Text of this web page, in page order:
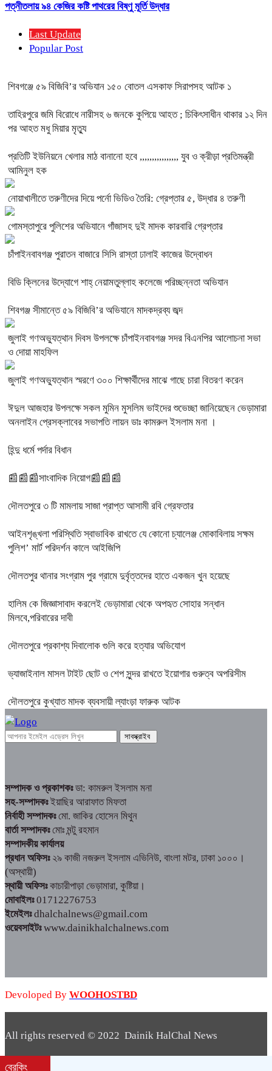
পত্নীতলায় ৯৪ কেজির কষ্টি পাথরের বিষ্ণু মূর্তি উদ্ধার
Last Update
Popular Post
শিবগঞ্জে ৫৯ বিজিবি’র অভিযান ১৫০ বোতল এসকাফ সিরাপসহ আটক ১
তাহিরপুরে জমি বিরোধে নারীসহ ৬ জনকে কুপিয়ে আহত ; চিকিৎসাধীন থাকার ১২ দিন
পর আহত মধু মিয়ার মৃত্যু
প্রতিটি ইউনিয়নে খেলার মাঠ বানানো হবে ,,,,,,,,,,,,,,,, যুব ও ক্রীড়া প্রতিমন্ত্রী
আমিনুল হক
নোয়াখালীতে তরুণীদের দিয়ে পর্নো ভিডিও তৈরি: গ্রেপ্তার ৫, উদ্ধার ৪ তরুণী
গোমস্তাপুরে পুলিশের অভিযানে গাঁজাসহ দুই মাদক কারবারি গ্রেপ্তার
চাঁপাইনবাবগঞ্জ পুরাতন বাজারে সিসি রাস্তা ঢালাই কাজের উদ্বোধন
বিডি ক্লিনের উদ্যোগে শাহ্ নেয়ামতুল্লাহ কলেজে পরিচ্ছন্নতা অভিযান
শিবগঞ্জ সীমান্তে ৫৯ বিজিবি’র অভিযানে মাদকদ্রব্য জব্দ
জুলাই গণঅভ্যুত্থান দিবস উপলক্ষে চাঁপাইনবাবগঞ্জ সদর বিএনপির আলোচনা সভা
ও দোয়া মাহফিল
জুলাই গণঅভ্যুত্থান স্মরণে ৩০০ শিক্ষার্থীদের মাঝে গাছে চারা বিতরণ করেন
ঈদুল আজহার উপলক্ষে সকল মুমিন মুসলিম ভাইদের শুভেচ্ছা জানিয়েছেন ভেড়ামারা
অনলাইন প্রেসক্লাবের সভাপতি লায়ন ডাঃ কামরুল ইসলাম মনা ।
হিন্দু ধর্মে পর্দার বিধান
📰📰📰সাংবাদিক নিয়োগ📰📰📰
দৌলতপুরে ৩ টি মামলায় সাজা প্রাপ্ত আসামী রবি গ্রেফতার
আইনশৃঙ্খলা পরিস্থিতি স্বাভাবিক রাখতে যে কোনো চ্যালেঞ্জ মোকাবিলায় সক্ষম
পুলিশ’ মার্ট পরিদর্শন কালে আইজিপি
দৌলতপুর থানার সংগ্রাম পুর গ্রামে দুর্বৃত্তদের হাতে একজন খুন হয়েছে
হালিম কে জিজ্ঞাসাবাদ করলেই ভেড়ামারা থেকে অপহৃত সোহার সন্ধান
মিলবে,পরিবারের দাবী
দৌলতপুরে প্রকাশ্য দিবালোক গুলি করে হত্যার অভিযোগ
ভ্যাজাইনাল মাসল টাইট ছোট ও শেপ সুন্দর রাখতে ইয়োগার গুরুত্ব অপরিসীম
দৌলতপুরে কুখ্যাত মাদক ব্যবসায়ী ল্যাংড়া ফারুক আটক
সম্পাদক ও প্রকাশকঃডা: কামরুল ইসলাম মনা
সহ-সম্পাদকঃইয়াছির আরাফাত মিফতা
নির্বাহী সম্পাদকঃমো. জাকির হোসেন মিথুন
বার্তা সম্পাদকঃমোঃ মন্টু রহমান
সম্পাদকীয় কার্যালয়
প্রধান অফিসঃ২৯ কাজী নজরুল ইসলাম এভিনিউ, বাংলা মটর, ঢাকা ১০০০।
(অস্থায়ী)
স্থায়ী অফিসঃকাচারীপাড়া ভেড়ামারা, কুষ্টিয়া।
মোবাইলঃ01712276753
ইমেইলঃdhalchalnews@gmail.com
ওয়েবসাইটঃwww.dainikhalchalnews.com
ব্রেকিং
Devoloped By WOOHOSTBD
All rights reserved © 2022 Dainik HalChal News
Design ByWooHostBD